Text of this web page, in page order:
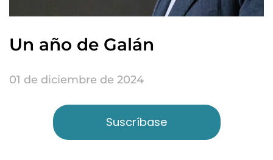
Un año de Galán
01 de diciembre de 2024
Suscríbase